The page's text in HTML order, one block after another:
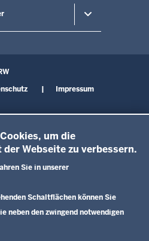
um die
Webseite zu verbessern.
Sie in unserer
Schaltflächen können Sie
neben den zwingend notwendigen
Impressum